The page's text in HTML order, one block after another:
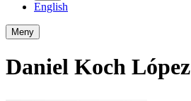
English
Meny
Daniel Koch López